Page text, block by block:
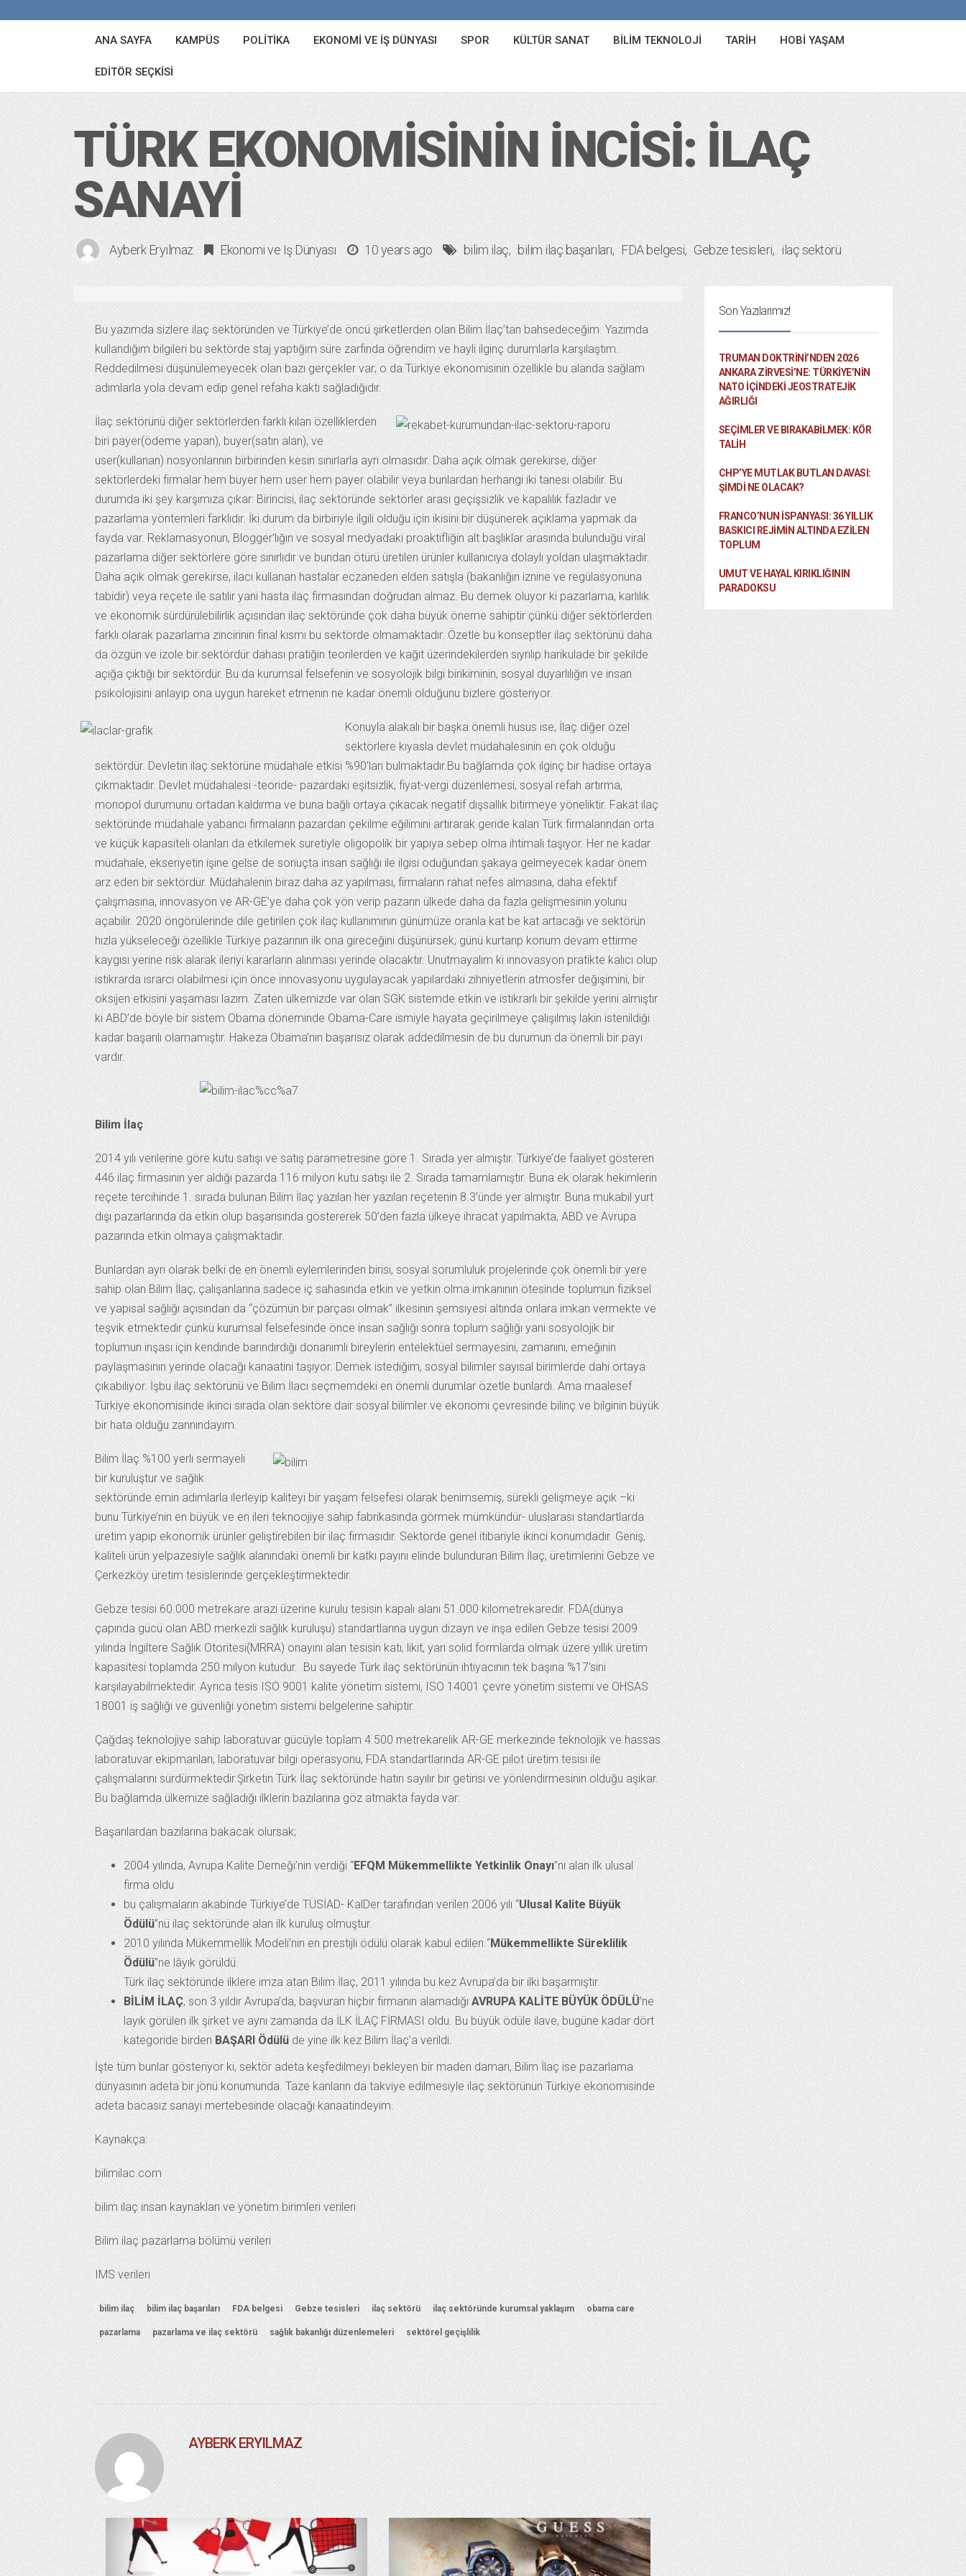
ANA SAYFA KAMPÜS POLITIKA EKONOMI VE İŞ DÜNYASI SPOR KÜLTÜR SANAT BILIM TEKNOLOJI TARIH HOBI YAŞAM
EDITÖR SEÇKISI
TÜRK EKONOMISININ İNCISI: İLAÇ
SANAYI
Ayberk Eryılmaz Ekonomi ve Iş Dünyası 10 years ago bilim ilaç bilim ilaç başarıları FDA belgesi Gebze tesisleri ilaç sektörü
Bu yazımda sizlere ilaç sektöründen ve Türkiye’de öncü şirketlerden olan Bilim İlaç’tan bahsedeceğim. Yazımda
kullandığım bilgileri bu sektörde staj yaptığım süre zarfında öğrendim ve hayli ilginç durumlarla karşılaştım.
Reddedilmesi düşünülemeyecek olan bazı gerçekler var; o da Türkiye ekonomisinin özellikle bu alanda sağlam
adımlarla yola devam edip genel refaha kaktı sağladığıdır.
İlaç sektörünü diğer sektörlerden farklı kılan özelliklerden
biri payer(ödeme yapan), buyer(satın alan), ve
user(kullanan) nosyonlarının birbirinden kesin sınırlarla ayrı olmasıdır. Daha açık olmak gerekirse, diğer
sektörlerdeki firmalar hem buyer hem user hem payer olabilir veya bunlardan herhangi iki tanesi olabilir. Bu
durumda iki şey karşımıza çıkar: Birincisi, ilaç sektöründe sektörler arası geçişsizlik ve kapalılık fazladır ve
pazarlama yöntemleri farklıdır. İki durum da birbiriyle ilgili olduğu için ikisini bir düşünerek açıklama yapmak da
fayda var. Reklamasyonun, Blogger’lığın ve sosyal medyadaki proaktifliğin alt başlıklar arasında bulunduğu viral
pazarlama diğer sektörlere göre sınırlıdır ve bundan ötürü üretilen ürünler kullanıcıya dolaylı yoldan ulaşmaktadır.
Daha açık olmak gerekirse, ilacı kullanan hastalar eczaneden elden satışla (bakanlığın iznine ve regülasyonuna
tabidir) veya reçete ile satılır yani hasta ilaç firmasından doğrudan almaz. Bu demek oluyor ki pazarlama, karlılık
ve ekonomik sürdürülebilirlik açısından ilaç sektöründe çok daha büyük öneme sahiptir çünkü diğer sektörlerden
farklı olarak pazarlama zincirinin final kısmı bu sektörde olmamaktadır. Özetle bu konseptler ilaç sektörünü daha
da özgün ve izole bir sektördür dahası pratiğin teorilerden ve kağıt üzerindekilerden sıyrılıp harikulade bir şekilde
açığa çıktığı bir sektördür. Bu da kurumsal felsefenin ve sosyolojik bilgi birikiminin, sosyal duyarlılığın ve insan
psikolojisini anlayıp ona uygun hareket etmenin ne kadar önemli olduğunu bizlere gösteriyor.
Konuyla alakalı bir başka önemli husus ise, İlaç diğer özel
sektörlere kıyasla devlet müdahalesinin en çok olduğu
sektördür. Devletin ilaç sektörüne müdahale etkisi %90’ları bulmaktadır.Bu bağlamda çok ilginç bir hadise ortaya
çıkmaktadır. Devlet müdahalesi -teoride- pazardaki eşitsizlik, fiyat-vergi düzenlemesi, sosyal refah artırma,
monopol durumunu ortadan kaldırma ve buna bağlı ortaya çıkacak negatif dışsallık bitirmeye yöneliktir. Fakat ilaç
sektöründe müdahale yabancı firmaların pazardan çekilme eğilimini artırarak geride kalan Türk firmalarından orta
ve küçük kapasiteli olanları da etkilemek suretiyle oligopolik bir yapıya sebep olma ihtimali taşıyor. Her ne kadar
müdahale, ekseriyetin işine gelse de sonuçta insan sağlığı ile ilgisi oduğundan şakaya gelmeyecek kadar önem
arz eden bir sektördür. Müdahalenin biraz daha az yapılması, firmaların rahat nefes almasına, daha efektif
çalışmasına, innovasyon ve AR-GE’ye daha çok yön verip pazarın ülkede daha da fazla gelişmesinin yolunu
açabilir. 2020 öngörülerinde dile getirilen çok ilaç kullanımının günümüze oranla kat be kat artacağı ve sektörün
hızla yükseleceği özellikle Türkiye pazarının ilk ona gireceğini düşünürsek; günü kurtarıp konum devam ettirme
kaygısı yerine risk alarak ileriyi kararların alınması yerinde olacaktır. Unutmayalım ki innovasyon pratikte kalıcı olup
istikrarda ısrarcı olabilmesi için önce innovasyonu uygulayacak yapılardaki zihniyetlerin atmosfer değişimini, bir
oksijen etkisini yaşaması lazım. Zaten ülkemizde var olan SGK sistemde etkin ve istikrarlı bir şekilde yerini almıştır
ki ABD’de böyle bir sistem Obama döneminde Obama-Care ismiyle hayata geçirilmeye çalışılmış lakin istenildiği
kadar başarılı olamamıştır. Hakeza Obama’nın başarısız olarak addedilmesin de bu durumun da önemli bir payı
vardır.
Bilim İlaç
2014 yılı verilerine göre kutu satışı ve satış parametresine göre 1. Sırada yer almıştır. Türkiye’de faaliyet gösteren
446 ilaç firmasının yer aldığı pazarda 116 milyon kutu satışı ile 2. Sırada tamamlamıştır. Buna ek olarak hekimlerin
reçete tercihinde 1. sırada bulunan Bilim İlaç yazılan her yazılan reçetenin 8.3’ünde yer almıştır. Buna mukabil yurt
dışı pazarlarında da etkin olup başarısında göstererek 50’den fazla ülkeye ihracat yapılmakta, ABD ve Avrupa
pazarında etkin olmaya çalışmaktadır.
Bunlardan ayrı olarak belki de en önemli eylemlerinden birisi, sosyal sorumluluk projelerinde çok önemli bir yere
sahip olan Bilim İlaç, çalışanlarına sadece iç sahasında etkin ve yetkin olma imkanının ötesinde toplumun fiziksel
ve yapısal sağlığı açısından da “çözümün bir parçası olmak” ilkesinin şemsiyesi altında onlara imkan vermekte ve
teşvik etmektedir çünkü kurumsal felsefesinde önce insan sağlığı sonra toplum sağlığı yani sosyolojik bir
toplumun inşası için kendinde barındırdığı donanımlı bireylerin entelektüel sermayesini, zamanını, emeğinin
paylaşmasının yerinde olacağı kanaatini taşıyor. Demek istediğim, sosyal bilimler sayısal birimlerde dahi ortaya
çıkabiliyor. İşbu ilaç sektörünü ve Bilim İlacı seçmemdeki en önemli durumlar özetle bunlardı. Ama maalesef
Türkiye ekonomisinde ikinci sırada olan sektöre dair sosyal bilimler ve ekonomi çevresinde bilinç ve bilginin büyük
bir hata olduğu zannındayım.
Bilim İlaç %100 yerli sermayeli
bir kuruluştur ve sağlık
sektöründe emin adımlarla ilerleyip kaliteyi bir yaşam felsefesi olarak benimsemiş, sürekli gelişmeye açık –ki
bunu Türkiye’nin en büyük ve en ileri teknoojiye sahip fabrikasında görmek mümkündür- uluslarası standartlarda
üretim yapıp ekonomik ürünler geliştirebilen bir ilaç firmasıdır. Sektörde genel itibariyle ikinci konumdadır. Geniş,
kaliteli ürün yelpazesiyle sağlık alanındaki önemli bir katkı payını elinde bulunduran Bilim İlaç, üretimlerini Gebze ve
Çerkezköy üretim tesislerinde gerçekleştirmektedir.
Gebze tesisi 60.000 metrekare arazi üzerine kurulu tesisin kapalı alanı 51.000 kilometrekaredir. FDA(dünya
çapında gücü olan ABD merkezli sağlık kuruluşu) standartlarına uygun dizayn ve inşa edilen Gebze tesisi 2009
yılında İngiltere Sağlık Otoritesi(MRRA) onayını alan tesisin katı, likit, yarı solid formlarda olmak üzere yıllık üretim
kapasitesi toplamda 250 milyon kutudur. Bu sayede Türk ilaç sektörünün ihtiyacının tek başına %17’sini
karşılayabilmektedir. Ayrıca tesis ISO 9001 kalite yönetim sistemi, ISO 14001 çevre yönetim sistemi ve OHSAS
18001 iş sağlığı ve güvenliği yönetim sistemi belgelerine sahiptir.
Çağdaş teknolojiye sahip laboratuvar gücüyle toplam 4.500 metrekarelik AR-GE merkezinde teknolojik ve hassas
laboratuvar ekipmanları, laboratuvar bilgi operasyonu, FDA standartlarında AR-GE pilot üretim tesisi ile
çalışmalarını sürdürmektedir.Şirketin Türk İlaç sektöründe hatırı sayılır bir getirisi ve yönlendirmesinin olduğu aşikar.
Bu bağlamda ülkemize sağladığı ilklerin bazılarına göz atmakta fayda var:
Başarılardan bazılarına bakacak olursak;
2004 yılında, Avrupa Kalite Derneği’nin verdiği “EFQM Mükemmellikte Yetkinlik Onayı”nı alan ilk ulusal
firma oldu
bu çalışmaların akabinde Türkiye’de TÜSİAD- KalDer tarafından verilen 2006 yılı “Ulusal Kalite Büyük
Ödülü”nü ilaç sektöründe alan ilk kuruluş olmuştur.
2010 yılında Mükemmellik Modeli’nin en prestijli ödülü olarak kabul edilen “Mükemmellikte Süreklilik
Ödülü”ne lâyık görüldü.
Türk ilaç sektöründe ilklere imza atan Bilim İlaç, 2011 yılında bu kez Avrupa’da bir ilki başarmıştır.
BİLİM İLAÇ, son 3 yıldır Avrupa’da, başvuran hiçbir firmanın alamadığı AVRUPA KALİTE BÜYÜK ÖDÜLÜ’ne
layık görülen ilk şirket ve aynı zamanda da İLK İLAÇ FİRMASI oldu. Bu büyük ödüle ilave, bugüne kadar dört
kategoride birden BAŞARI Ödülüde yine ilk kez Bilim İlaç’a verildi.
İşte tüm bunlar gösteriyor ki, sektör adeta keşfedilmeyi bekleyen bir maden damarı, Bilim İlaç ise pazarlama
dünyasının adeta bir jönü konumunda. Taze kanların da takviye edilmesiyle ilaç sektörünün Türkiye ekonomisinde
adeta bacasız sanayi mertebesinde olacağı kanaatindeyim.
Kaynakça:
bilimilac.com
bilim ilaç insan kaynakları ve yönetim birimleri verileri
Bilim ilaç pazarlama bölümü verileri
IMS verileri
bilim ilaç bilim ilaç başarıları FDA belgesi Gebze tesisleri ilaç sektörü ilaç sektöründe kurumsal yaklaşım obama care
pazarlama pazarlama ve ilaç sektörü sağlık bakanlığı düzenlemeleri sektörel geçişlilik
AYBERK ERYILMAZ
Son Yazılarımız!
TRUMAN DOKTRINI’NDEN 2026
ANKARA ZIRVESI’NE: TÜRKIYE’NIN
NATO İÇINDEKI JEOSTRATEJIK
AĞIRLIĞI
SEÇIMLER VE BIRAKABILMEK: KÖR
TALIH
CHP’YE MUTLAK BUTLAN DAVASI:
ŞİMDİ NE OLACAK?
FRANCO’NUN İSPANYASI: 36 YILLIK
BASKICI REJIMIN ALTINDA EZILEN
TOPLUM
UMUT VE HAYAL KIRIKLIĞININ
PARADOKSU